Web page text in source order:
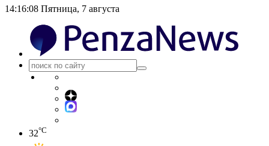
14:16:08 Пятница, 7 августа
32°C